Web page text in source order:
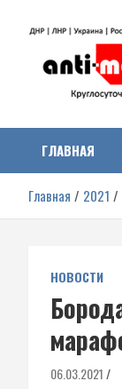
о гражданской
ДНР, ЛНР и
ГЛАВНАЯ
Главная 2021
НОВОСТИ
06.03.2021